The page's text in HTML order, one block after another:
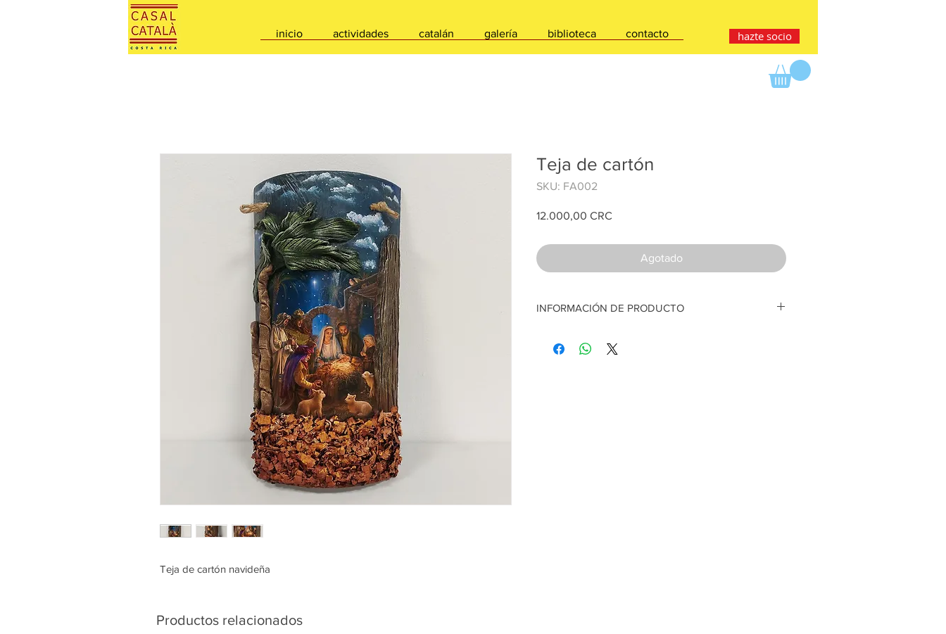
inicio actividades catalán galería biblioteca contacto hazte socio
Teja de cartón navideña
Teja de cartón
SKU: FA002
12.000,00 CRC
Agotado
INFORMACIÓN DE PRODUCTO
pasta de modelar y lámina
Productos relacionados